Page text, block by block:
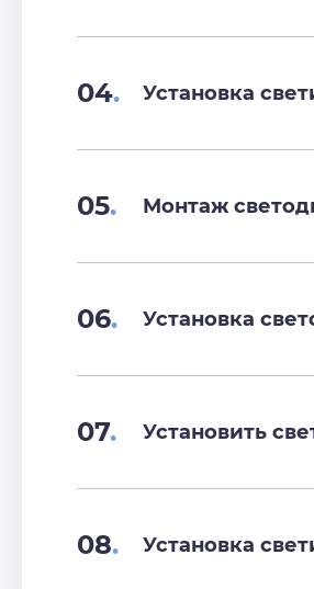
04. Установка
05. Монтаж
06. Установка
07. Установить
08. Установка